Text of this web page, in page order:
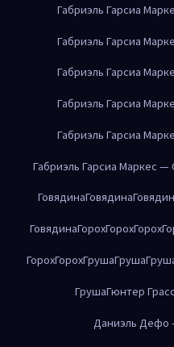
Габриэль Гарсиа
Габриэль Гарсиа
Габриэль Гарсиа
Габриэль Гарсиа
Габриэль Гарсиа
Габриэль Гарсиа Маркес —
ГовядинаГовядина
ГовядинаГорохГорохГорох
ГорохГорохГрушаГруша
ГрушаГюнтер
Даниэль Дефо